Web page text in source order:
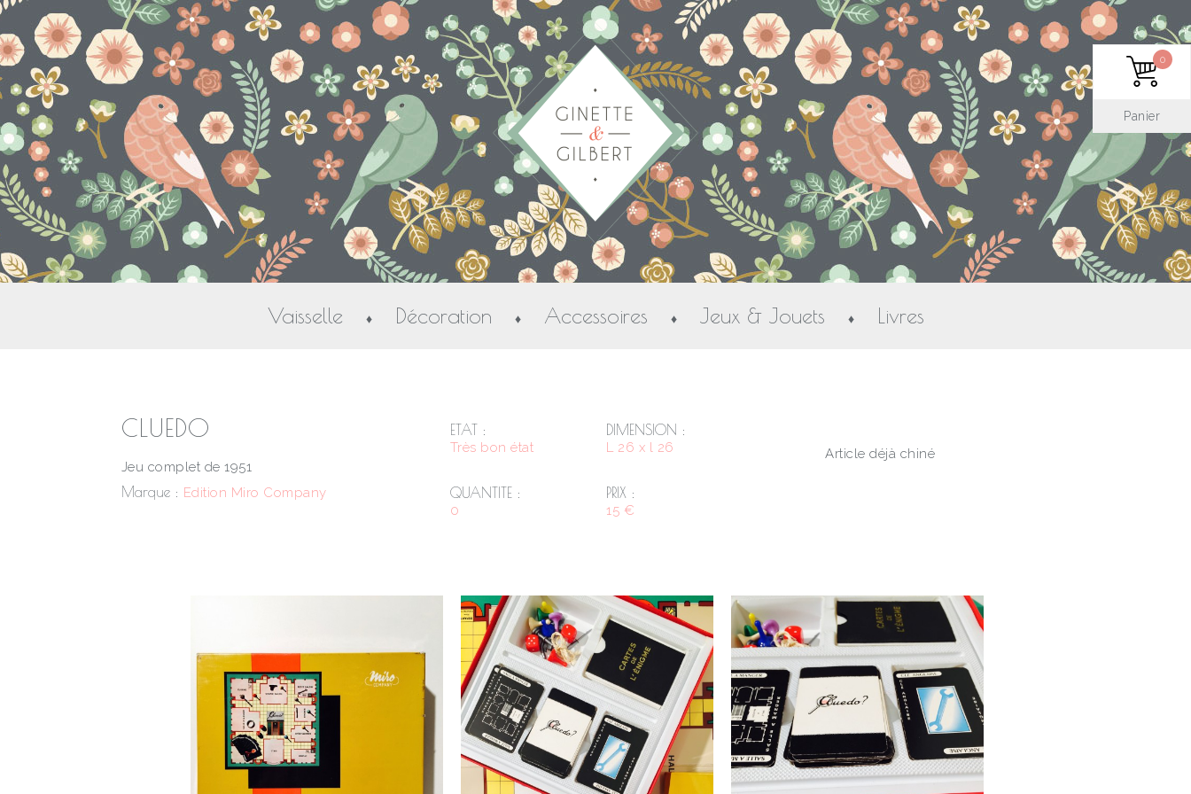
Vaisselle ♦ Décoration ♦ Accessoires ♦ Jeux & Jouets ♦ Livres
CLUEDO
Jeu complet de 1951
Marque : Edition Miro Company
ETAT :
Très bon état
DIMENSION :
L 26 x l 26
QUANTITE :
0
PRIX :
15 €
Article déjà chiné
Panier
0